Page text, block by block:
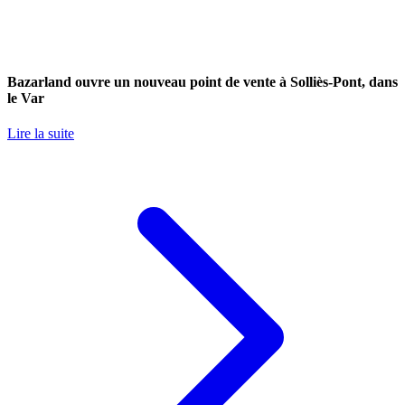
Bazarland ouvre un nouveau point de vente à Solliès-Pont, dans
le Var
Lire la suite